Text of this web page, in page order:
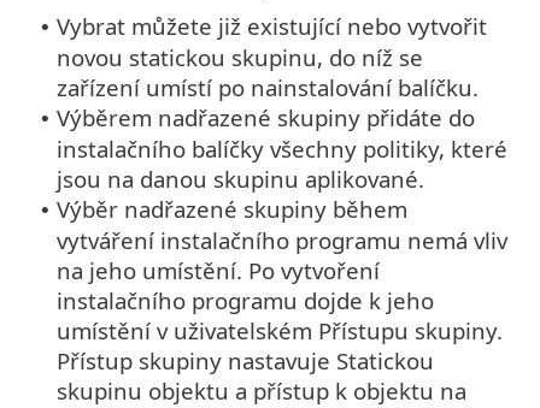
• Vybrat můžete již existující nebo vytvořit
novou statickou skupinu, do níž se
zařízení umístí po nainstalování balíčku.
• Výběrem nadřazené skupiny přidáte do
instalačního balíčky všechny politiky, které
jsou na danou skupinu aplikované.
• Výběr nadřazené skupiny během
vytváření instalačního programu nemá vliv
na jeho umístění. Po vytvoření
instalačního programu dojde k jeho
umístění v uživatelském Přístupu skupiny.
Přístup skupiny nastavuje Statickou
skupinu objektu a přístup k objektu na